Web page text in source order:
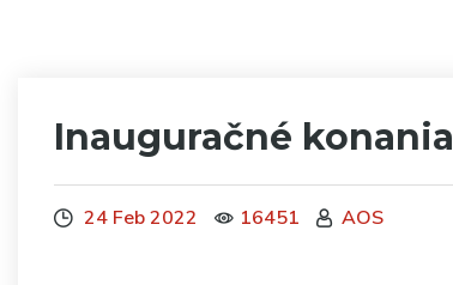
Inauguračné konania
24 Feb 2022 16451 AOS